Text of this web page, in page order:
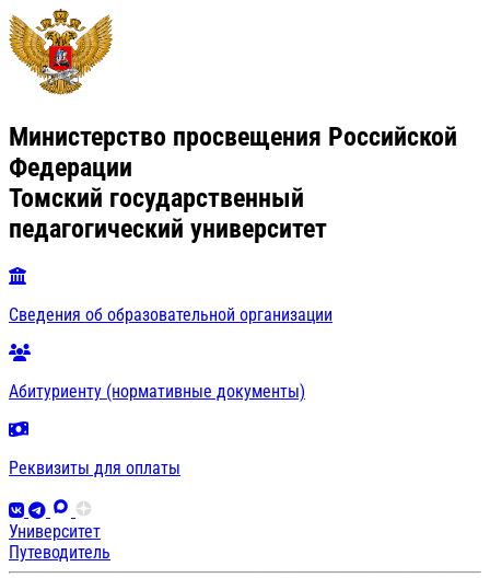
Министерство просвещения Российской
Федерации
Томский государственный
педагогический университет
Сведения об образовательной организации
Абитуриенту (нормативные документы)
Реквизиты для оплаты
Университет
Путеводитель